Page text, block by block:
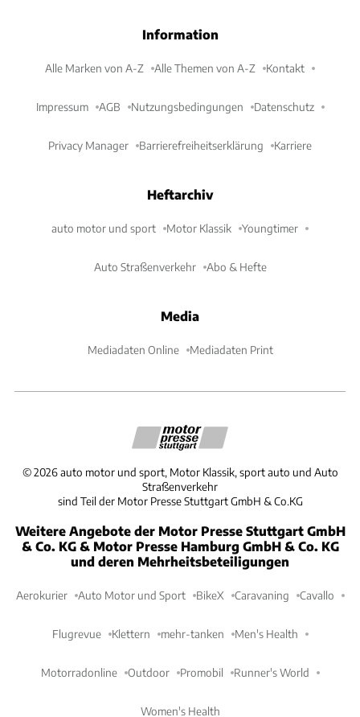
Information
Alle Marken von A-Z Alle Themen von A-Z Kontakt
Impressum AGB Nutzungsbedingungen Datenschutz
Privacy Manager Barrierefreiheitserklärung Karriere
Heftarchiv
auto motor und sport Motor Klassik Youngtimer
Auto Straßenverkehr Abo & Hefte
Media
Mediadaten Online Mediadaten Print
©2026 auto motor und sport, Motor Klassik, sport auto und Auto
Straßenverkehr
sind Teil der Motor Presse Stuttgart GmbH & Co.KG
Weitere Angebote der Motor Presse Stuttgart GmbH
& Co. KG & Motor Presse Hamburg GmbH & Co. KG
und deren Mehrheitsbeteiligungen
Aerokurier Auto Motor und Sport BikeX Caravaning Cavallo
Flugrevue Klettern mehr-tanken Men's Health
Motorradonline Outdoor Promobil Runner's World
Women's Health